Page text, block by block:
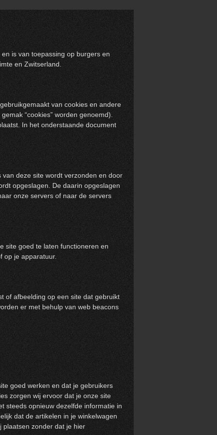
is van toepassing op burgers en
en Zwitserland.
van cookies en andere
“cookies” worden genoemd).
In het onderstaande document
deze site wordt verzonden en door
opgeslagen. De daarin opgeslagen
onze servers of naar de servers
site goed te laten functioneren en
op je apparatuur.
of afbeelding op een site dat gebruikt
er met behulp van web beacons
goed werken en dat je gebruikers
zorgen wij ervoor dat je onze site
steeds opnieuw dezelfde informatie in
dat de artikelen in je winkelwagen
plaatsen zonder dat je hier